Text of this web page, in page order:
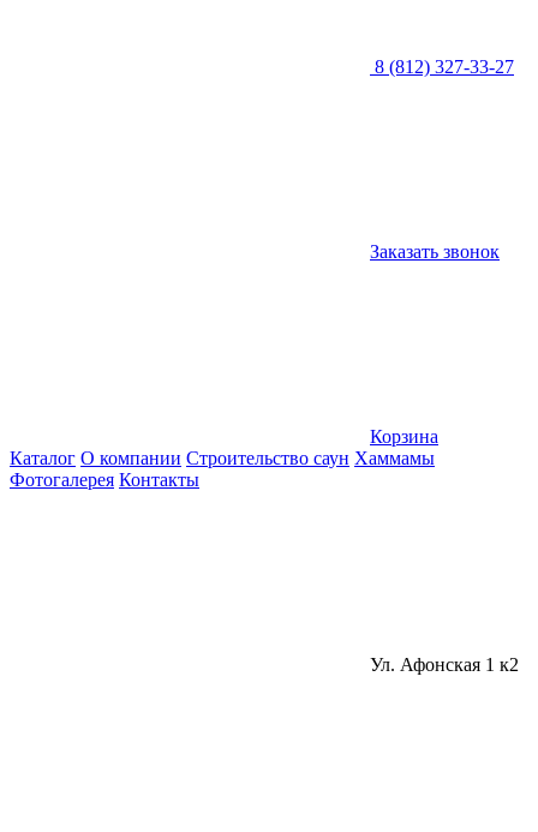
8 (812) 327-33-27
Заказать звонок
Корзина
Каталог О компании Строительство саун Хаммамы
Фотогалерея Контакты
Ул. Афонская 1 к2